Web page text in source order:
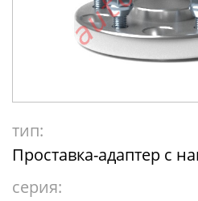
тип:
Проставка-адаптер с
серия: